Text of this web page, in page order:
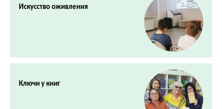
Искусство оживления
Ключи у книг